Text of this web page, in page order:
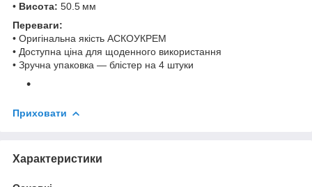
• Висота: 50.5 мм
Переваги:
• Оригінальна якість АСКОУКРЕМ
• Доступна ціна для щоденного використання
• Зручна упаковка — блістер на 4 штуки
Приховати
Характеристики